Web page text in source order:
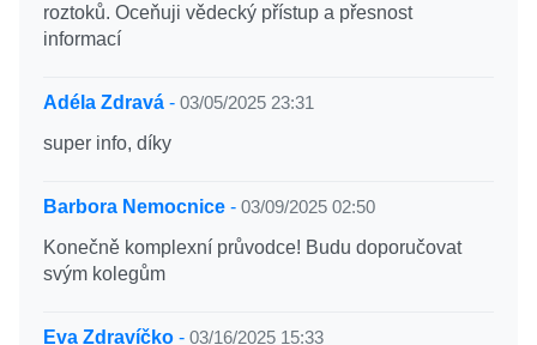
roztoků. Oceňuji vědecký přístup a přesnost
informací
Adéla Zdravá - 03/05/2025 23:31
super info, díky
Barbora Nemocnice - 03/09/2025 02:50
Konečně komplexní průvodce! Budu doporučovat
svým kolegům
Eva Zdravíčko - 03/16/2025 15:33